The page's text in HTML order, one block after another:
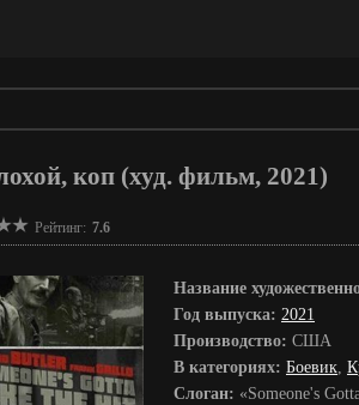
коп (худ. фильм, 2021)
Рейтинг: 7.6
Название
Год выпуска: 2021
Производство: США
В категориях: Боевик,
Слоган: «Someone's